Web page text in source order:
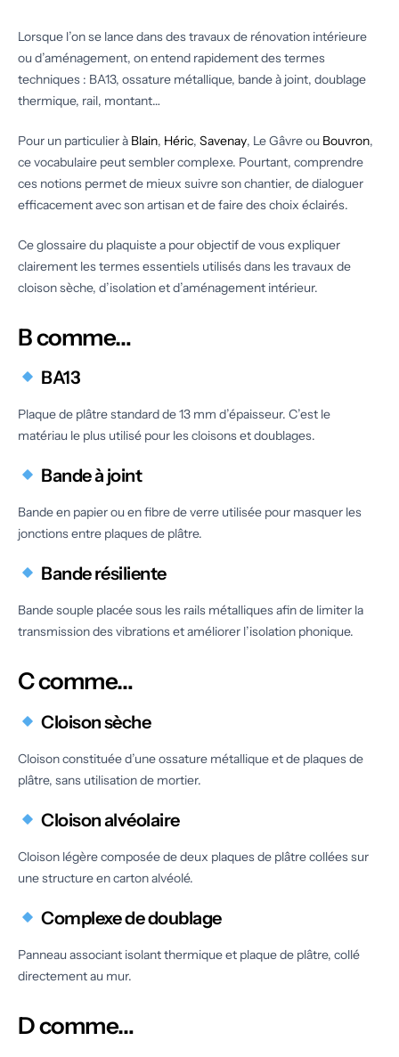
Lorsque l’on se lance dans des travaux de rénovation intérieure
ou d’aménagement, on entend rapidement des termes
techniques : BA13, ossature métallique, bande à joint, doublage
thermique, rail, montant…
Pour un particulier à Blain, Héric, Savenay, Le Gâvre ou Bouvron,
ce vocabulaire peut sembler complexe. Pourtant, comprendre
ces notions permet de mieux suivre son chantier, de dialoguer
efficacement avec son artisan et de faire des choix éclairés.
Ce glossaire du plaquiste a pour objectif de vous expliquer
clairement les termes essentiels utilisés dans les travaux de
cloison sèche, d’isolation et d’aménagement intérieur.
B comme…
BA13
Plaque de plâtre standard de 13 mm d’épaisseur. C’est le
matériau le plus utilisé pour les cloisons et doublages.
Bande à joint
Bande en papier ou en fibre de verre utilisée pour masquer les
jonctions entre plaques de plâtre.
Bande résiliente
Bande souple placée sous les rails métalliques afin de limiter la
transmission des vibrations et améliorer l’isolation phonique.
C comme…
Cloison sèche
Cloison constituée d’une ossature métallique et de plaques de
plâtre, sans utilisation de mortier.
Cloison alvéolaire
Cloison légère composée de deux plaques de plâtre collées sur
une structure en carton alvéolé.
Complexe de doublage
Panneau associant isolant thermique et plaque de plâtre, collé
directement au mur.
D comme…